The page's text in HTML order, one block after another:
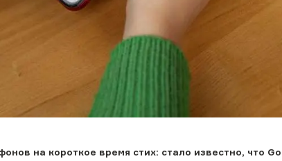
на короткое время стих: стало известно, что